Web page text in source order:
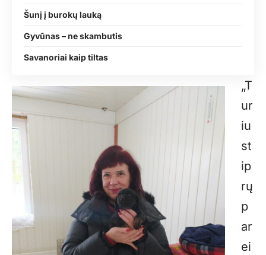
Šunį į burokų lauką
Gyvūnas – ne skambutis
Savanoriai kaip tiltas
„T
ur
iu
st
ip
rų
p
ar
ei